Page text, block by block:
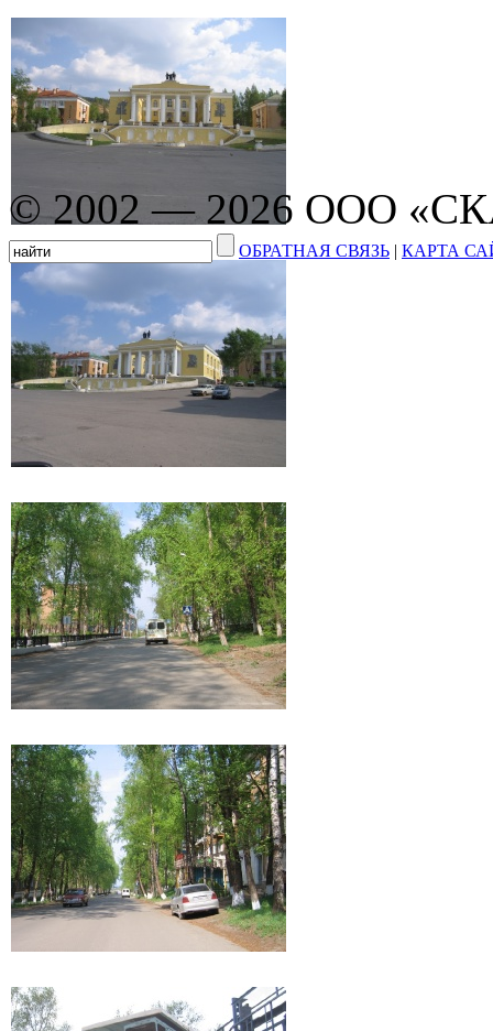
© 2002 — 2026 ООО
ОБРАТНАЯ СВЯЗЬ | КАРТА